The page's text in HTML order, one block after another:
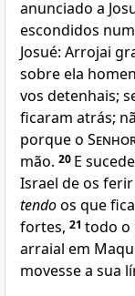
anunciado a
escondidos
Josué: Arrojai
sobre ela
vos detenhais;
ficaram atrás;
porque o
mão. 20 E
Israel de os
tendoos que
fortes, 21 todo o
arraial em
movesse a sua